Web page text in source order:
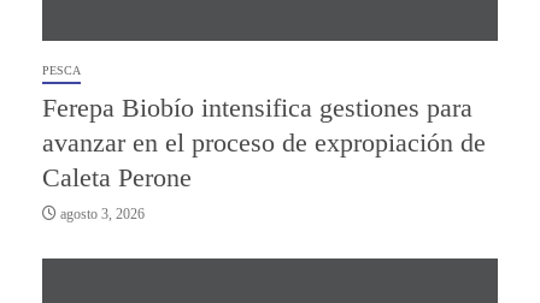
PESCA
Ferepa Biobío intensifica gestiones para
avanzar en el proceso de expropiación de
Caleta Perone
agosto 3, 2026